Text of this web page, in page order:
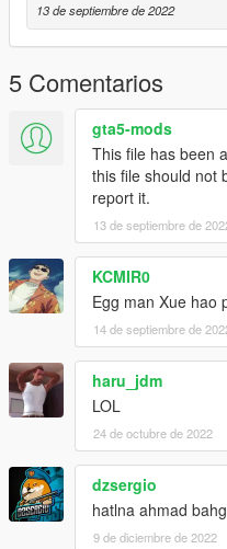
13 de septiembre de 2022
5 Comentarios
gta5-mods
This file has been
this file should not
report it.
13 de septiembre de
KCMIR0
Egg man Xue hao
14 de septiembre de
haru_jdm
LOL
24 de octubre de 2022
dzsergio
hatlna ahmad
9 de diciembre de 2022